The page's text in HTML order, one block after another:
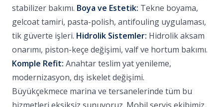
stabilizer bakımı. Boya ve Estetik: Tekne boyama,
gelcoat tamiri, pasta-polish, antifouling uygulaması,
tik güverte işleri. Hidrolik Sistemler: Hidrolik aksam
onarımı, piston-keçe değişimi, valf ve hortum bakımı.
Komple Refit: Anahtar teslim yat yenileme,
modernizasyon, dış iskelet değişimi.
Büyükçekmece marina ve tersanelerinde tüm bu